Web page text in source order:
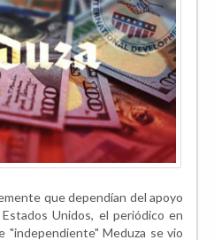
que dependían del apoyo
Unidos, el periódico en
"independiente" Meduza se vio